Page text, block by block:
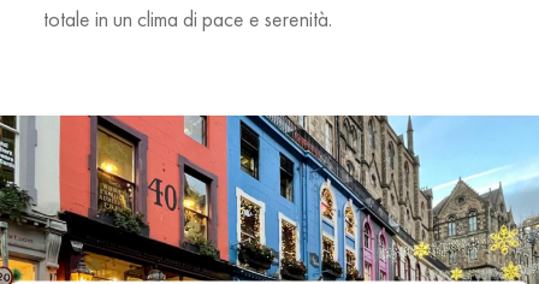
totale in un clima di pace e serenità.